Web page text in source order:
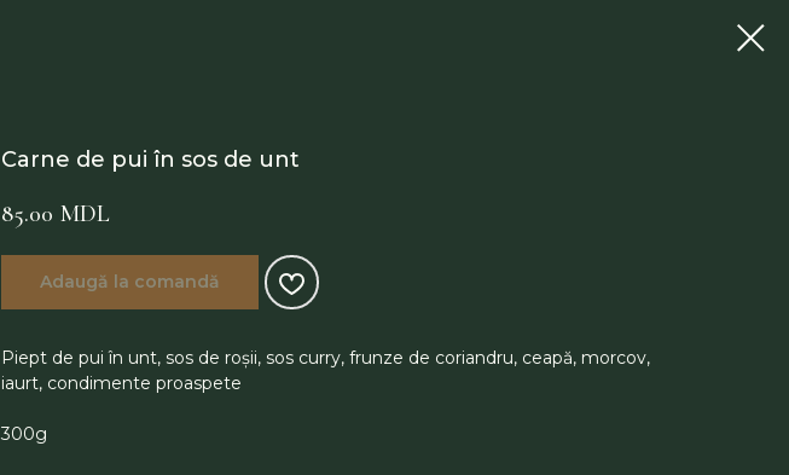
Carne de pui în sos de unt
85.00 MDL
Adaugă la comandă
Piept de pui în unt, sos de roșii, sos curry, frunze de coriandru, ceapă, morcov,
iaurt, condimente proaspete
300g